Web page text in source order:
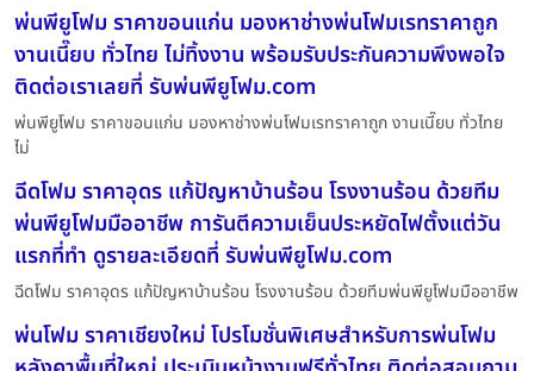
พ่นพียูโฟม ราคาขอนแก่น มองหาช่างพ่นโฟมเรทราคาถูก
งานเนี๊ยบ ทั่วไทย ไม่ทิ้งงาน พร้อมรับประกันความพึงพอใจ
ติดต่อเราเลยที่ รับพ่นพียูโฟม.com
พ่นพียูโฟม ราคาขอนแก่น มองหาช่างพ่นโฟมเรทราคาถูก งานเนี๊ยบ ทั่วไทย
ไม่
ฉีดโฟม ราคาอุดร แก้ปัญหาบ้านร้อน โรงงานร้อน ด้วยทีม
พ่นพียูโฟมมืออาชีพ การันตีความเย็นประหยัดไฟตั้งแต่วัน
แรกที่ทำ ดูรายละเอียดที่ รับพ่นพียูโฟม.com
ฉีดโฟม ราคาอุดร แก้ปัญหาบ้านร้อน โรงงานร้อน ด้วยทีมพ่นพียูโฟมมืออาชีพ
พ่นโฟม ราคาเชียงใหม่ โปรโมชั่นพิเศษสำหรับการพ่นโฟม